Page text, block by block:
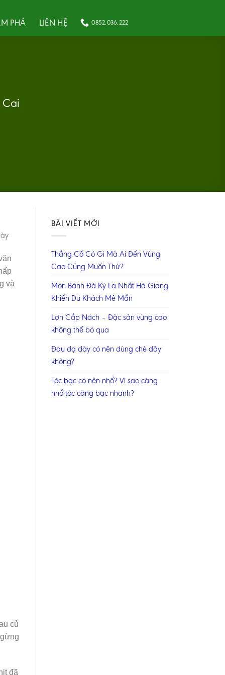
PHÁ LIÊN HỆ 0852.036.222
và
củ
đã
BÀI VIẾT MỚI
Thắng Cố Có Gì Mà Ai Đến Vùng
Cao Cũng Muốn Thử?
Món Bánh Đá Kỳ Lạ Nhất Hà Giang
Khiến Du Khách Mê Mẩn
Lợn Cắp Nách – Đặc sản vùng cao
không thể bỏ qua
Đau dạ dày có nên dùng chè dây
không?
Tóc bạc có nên nhổ? Vì sao càng
nhổ tóc càng bạc nhanh?